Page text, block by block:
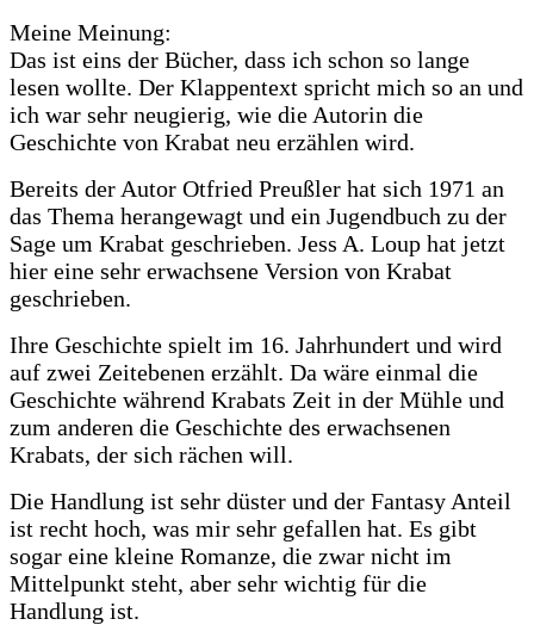
Meine Meinung:
Das ist eins der Bücher, dass ich schon so lange
lesen wollte. Der Klappentext spricht mich so an und
ich war sehr neugierig, wie die Autorin die
Geschichte von Krabat neu erzählen wird.
Bereits der Autor Otfried Preußler hat sich 1971 an
das Thema herangewagt und ein Jugendbuch zu der
Sage um Krabat geschrieben. Jess A. Loup hat jetzt
hier eine sehr erwachsene Version von Krabat
geschrieben.
Ihre Geschichte spielt im 16. Jahrhundert und wird
auf zwei Zeitebenen erzählt. Da wäre einmal die
Geschichte während Krabats Zeit in der Mühle und
zum anderen die Geschichte des erwachsenen
Krabats, der sich rächen will.
Die Handlung ist sehr düster und der Fantasy Anteil
ist recht hoch, was mir sehr gefallen hat. Es gibt
sogar eine kleine Romanze, die zwar nicht im
Mittelpunkt steht, aber sehr wichtig für die
Handlung ist.